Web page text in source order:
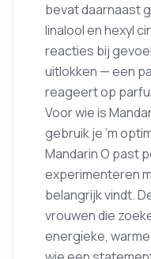
bevat daarnaast
linalool en hexyl
reacties bij
uitlokken — een
reageert op
Voor wie is
gebruik je ‘m
Mandarin O past
experimenteren
belangrijk vindt.
vrouwen die
energieke,